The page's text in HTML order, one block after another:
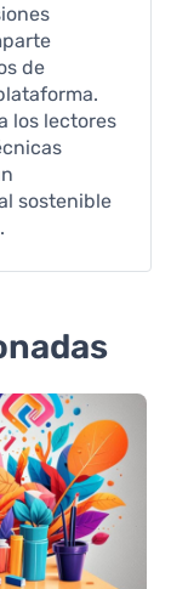
de
los lectores
sostenible